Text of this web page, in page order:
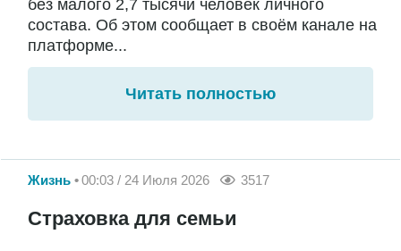
без малого 2,7 тысячи человек личного
состава. Об этом сообщает в своём канале на
платформе...
Читать полностью
Жизнь 00:03 / 24 Июля 2026 3517
Страховка для семьи